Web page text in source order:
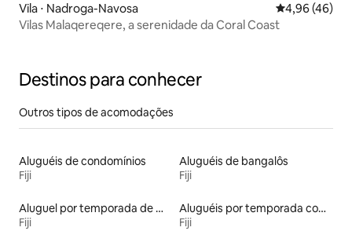
Vila ⋅ Nadroga-Navosa 4,96 de uma
4,96 (46)
Vilas Malaqereqere, a serenidade da Coral Coast
Destinos para conhecer
Outros tipos de acomodações
Aluguéis de condomínios
Fiji
Aluguéis de bangalôs
Fiji
Aluguel por temporada de microcasas
Fiji
Aluguéis por temporada com acesso à praia
Fiji